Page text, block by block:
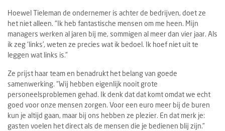
Hoewel Tieleman de ondernemer is achter de bedrijven, doet ze
het niet alleen. “Ik heb fantastische mensen om me heen. Mijn
managers werken al jaren bij me, sommigen al meer dan vier jaar. Als
ik zeg ‘links’, weten ze precies wat ik bedoel. Ik hoef niet uit te
leggen wat links is.”
Ze prijst haar team en benadrukt het belang van goede
samenwerking. “Wij hebben eigenlijk nooit grote
personeelsproblemen gehad. Ik denk dat dat komt omdat we echt
goed voor onze mensen zorgen. Voor een euro meer bij de buren
kun je altijd gaan, maar bij ons hebben ze plezier. En dat merk je:
gasten voelen het direct als de mensen die je bedienen blij zijn.”